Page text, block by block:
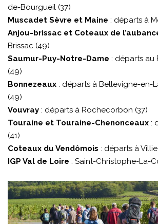
de-Bourgueil (37)
Muscadet Sèvre et Maine : départs à
Anjou-brissac et Coteaux de
Brissac (49)
Saumur-Puy-Notre-Dame : départs au
(49)
Bonnezeaux : départs à Bellevigne-en-
(49)
Vouvray : départs à Rochecorbon (37)
Touraine et Touraine-Chenonceaux :
(41)
Coteaux du Vendômois : départs à
IGP Val de Loire : Saint-Christophe-La-